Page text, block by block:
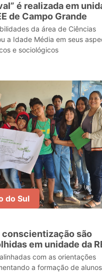
é realizada em
de Campo Grande
da área de Ciências
a Idade Média em seus
e sociológicos
do Sul
conscientização são
em unidade da
com as orientações
a formação de alunos